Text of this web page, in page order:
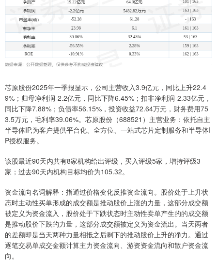
芯原股份2025年一季报显示，公司主营收入3.9亿元，同比上升22.4
9%；归母净利润-2.2亿元，同比下降6.45%；扣非净利润-2.33亿元，
同比下降7.88%；负债率56.15%，投资收益72.64万元，财务费用75
3.5万元，毛利率39.06%。芯原股份（688521）主营业务：依托自主
半导体IP,为客户提供平台化、全方位、一站式芯片定制服务和半导体I
P授权服务。
该股最近90天内共有8家机构给出评级，买入评级5家，增持评级3
家；过去90天内机构目标均价为105.32。
资金流向名词解释：指通过价格变化反推资金流向。股价处于上升状
态时主动性买单形成的成交额是推动股价上涨的力量，这部分成交额
被定义为资金流入，股价处于下跌状态时主动性卖单产生的的成交额
是推动股价下跌的力量，这部分成交额被定义为资金流出。当天两者
的差额即是当天两种力量相抵之后剩下的推动股价上升的净力。通过
逐笔交易单成交金额计算主力资金流向、游资资金流向和散户资金流
向。